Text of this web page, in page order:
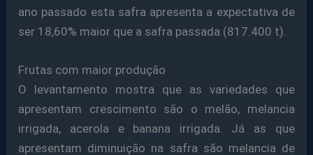
ano passado esta safra apresenta a expectativa de
ser 18,60% maior que a safra passada (817.400 t).
Frutas com maior produção
O levantamento mostra que as variedades que
apresentam crescimento são o melão, melancia
irrigada, acerola e banana irrigada. Já as que
apresentam diminuição na safra são melancia de